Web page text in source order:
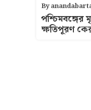
By
পশ্চিমবঙ্গের
ক্ষতিপূরণ